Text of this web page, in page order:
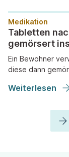
Medikation
Tabletten
gemörsert
Ein Bewohner
diese dann
Weiterlesen